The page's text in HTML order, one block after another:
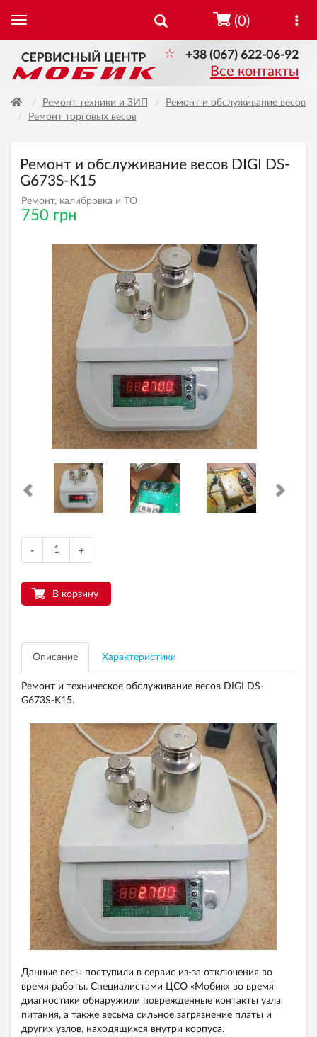
+38 (067) 622-06-92
Все контакты
(0)
Ремонт техники и ЗИП
Ремонт и обслуживание весов
Ремонт торговых весов
Ремонт и обслуживание весов DIGI DS-
G673S-K15
Ремонт, калибровка и ТО
750 грн
- +
В корзину
Описание Характеристики
Ремонт и техническое обслуживание весов DIGI DS-
G673S-K15.
Данные весы поступили в сервис из-за отключения во
время работы. Специалистами ЦСО «Мобик» во время
диагностики обнаружили поврежденные контакты узла
питания, а также весьма сильное загрязнение платы и
других узлов, находящихся внутри корпуса.